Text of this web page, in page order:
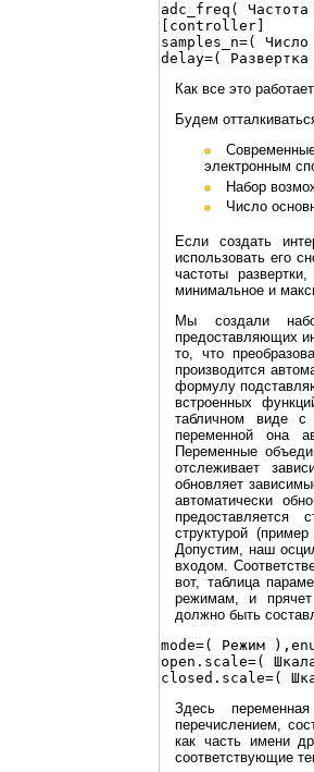
adc_freq(
[controller]
samples_n=(
Как все это
Будем
Современные устройства контролируются без ручного вмешательства –
электронным
Набор
Число
Если создать
использовать его
частоты
минимальное и
Мы создали
предоставляющих
то, что
производится
формулу
встроенных
табличном виде с
переменной она
Переменные
отслеживает
обновляет
автоматически
предоставляется
структурой
Допустим, наш
входом.
вот, таблица
режимам, и прячет
должно быть
mode=( Режим
open.scale=(
Здесь
перечислением,
как часть имени
соответствующие